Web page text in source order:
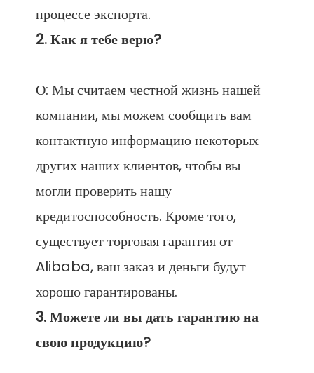
О: Мы считаем честной жизнь нашей
компании, мы можем сообщить вам
контактную информацию некоторых
других наших клиентов, чтобы вы
могли проверить нашу
кредитоспособность. Кроме того,
существует торговая гарантия от
Alibaba, ваш заказ и деньги будут
3. Можете ли вы дать гарантию на